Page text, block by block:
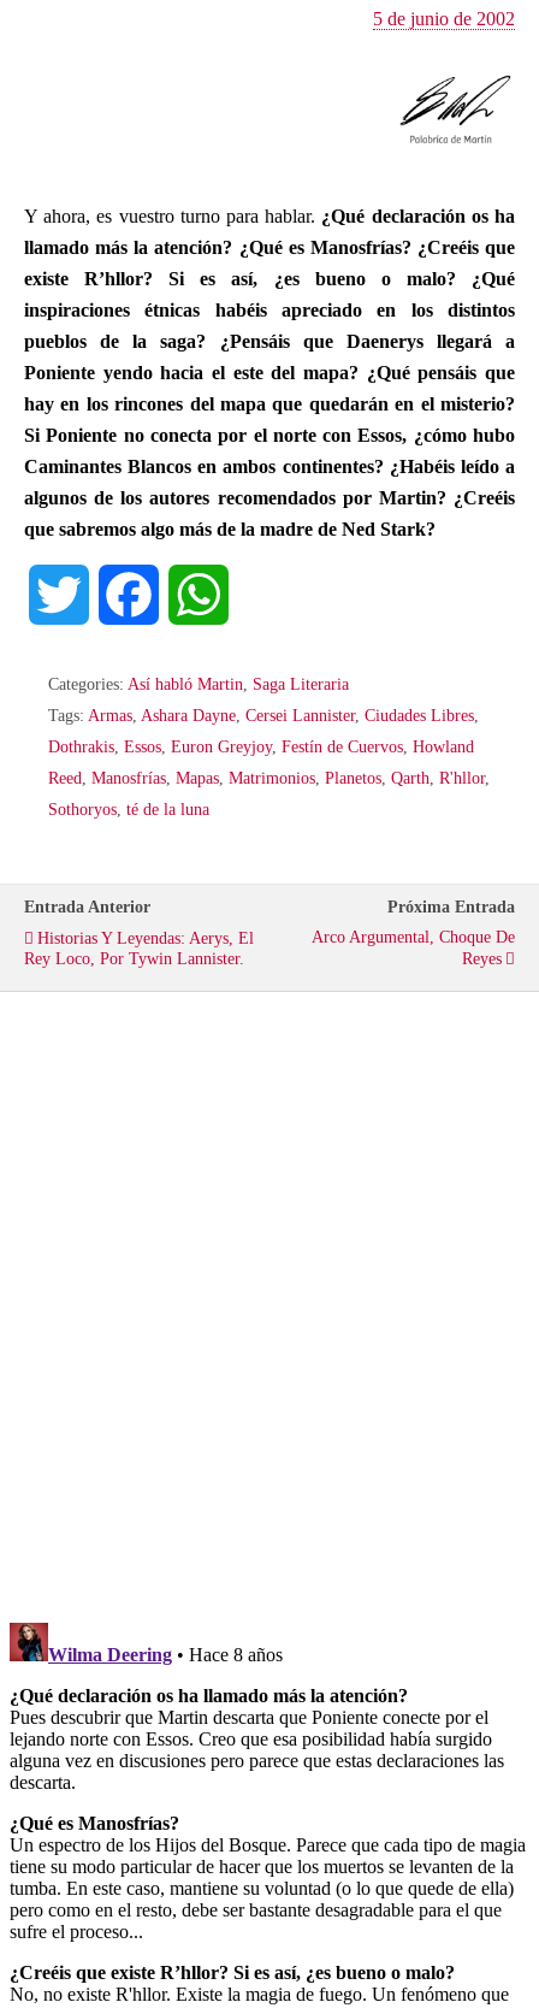
5 de junio de 2002
Y ahora, es vuestro turno para hablar. ¿Qué declaración os ha
llamado más la atención? ¿Qué es Manosfrías? ¿Creéis que
existe R’hllor? Si es así, ¿es bueno o malo? ¿Qué
inspiraciones étnicas habéis apreciado en los distintos
pueblos de la saga? ¿Pensáis que Daenerys llegará a
Poniente yendo hacia el este del mapa? ¿Qué pensáis que
hay en los rincones del mapa que quedarán en el misterio?
Si Poniente no conecta por el norte con Essos, ¿cómo hubo
Caminantes Blancos en ambos continentes? ¿Habéis leído a
algunos de los autores recomendados por Martin? ¿Creéis
que sabremos algo más de la madre de Ned Stark?
i
t
r
c
e
o
a
t
p
Categories: Así habló Martin
Saga Literaria
Tags: Armas Ashara Dayne Cersei Lannister, Ciudades Libres
Dothrakis Essos Euron Greyjoy, Festín de Cuervos Howland
Reed Manosfrías Mapas Matrimonios Planetos Qarth R'hllor,
Sothoryos té de la luna
Entrada Anterior
Historias Y Leyendas: Aerys, El
Rey Loco, Por Tywin Lannister.
Próxima Entrada
Arco Argumental, Choque De
Reyes